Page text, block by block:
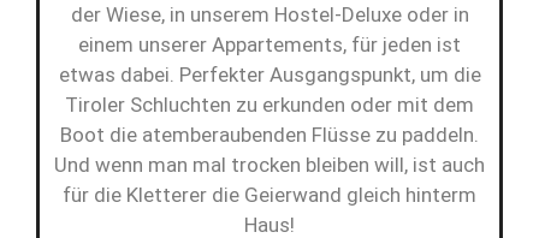
der Wiese, in unserem Hostel-Deluxe oder in
einem unserer Appartements, für jeden ist
etwas dabei. Perfekter Ausgangspunkt, um die
Tiroler Schluchten zu erkunden oder mit dem
Boot die atemberaubenden Flüsse zu paddeln.
Und wenn man mal trocken bleiben will, ist auch
für die Kletterer die Geierwand gleich hinterm
Haus!